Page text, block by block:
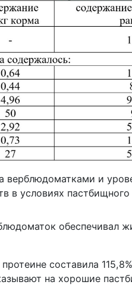
и
в условиях
обеспечивал
составила
на хорошие